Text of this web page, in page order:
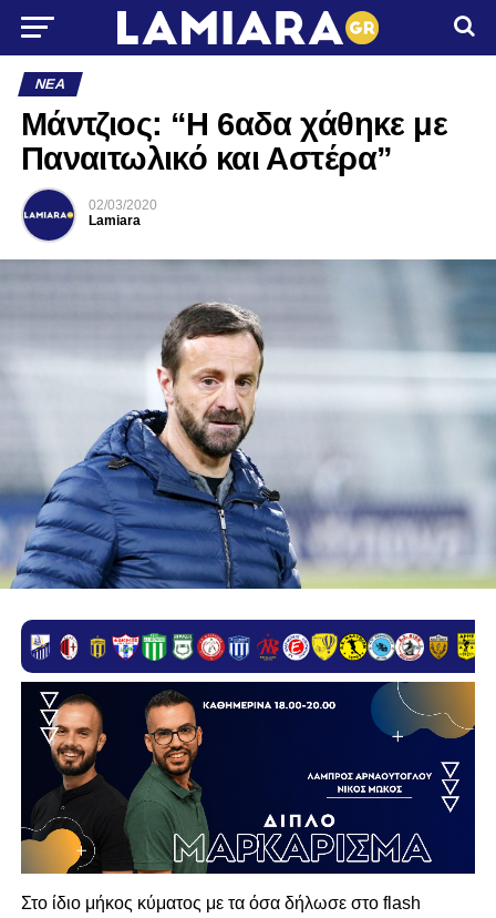
ΝΈΑ
Μάντζιος: “Η 6αδα χάθηκε με
Παναιτωλικό και Αστέρα”
02/03/2020
Lamiara
Στο ίδιο μήκος κύματος με τα όσα δήλωσε στο flash